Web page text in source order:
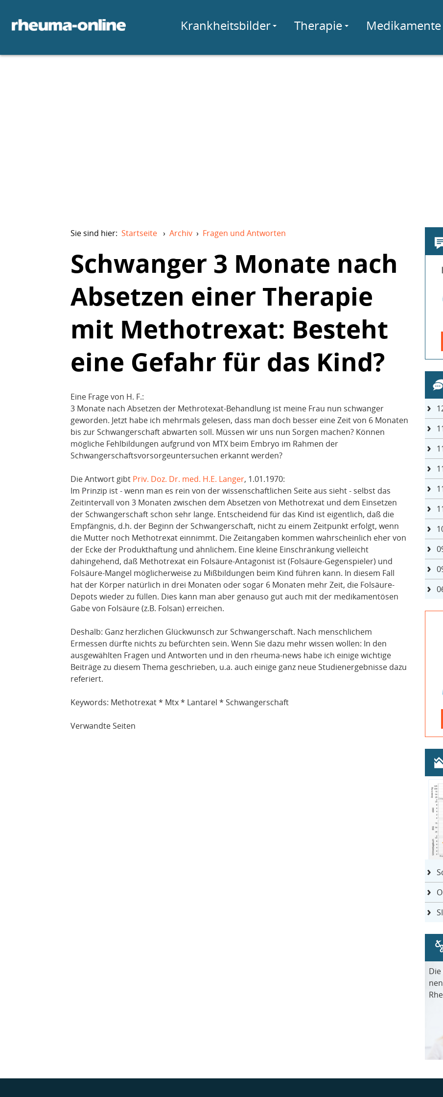
Krankheitsbilder Therapie Medikamente
Sie sind hier: Startseite › Archiv › Fragen und Antworten
Schwanger 3 Monate nach
Absetzen einer Therapie
mit Methotrexat: Besteht
eine Gefahr für das Kind?
Eine Frage von H. F.:
3 Monate nach Absetzen der Methrotexat-Behandlung ist meine Frau nun schwanger
geworden. Jetzt habe ich mehrmals gelesen, dass man doch besser eine Zeit von 6 Monaten
bis zur Schwangerschaft abwarten soll. Müssen wir uns nun Sorgen machen? Können
mögliche Fehlbildungen aufgrund von MTX beim Embryo im Rahmen der
Schwangerschaftsvorsorgeuntersuchen erkannt werden?
Die Antwort gibt Priv. Doz. Dr. med. H.E. Langer, 1.01.1970:
Im Prinzip ist - wenn man es rein von der wissenschaftlichen Seite aus sieht - selbst das
Zeitintervall von 3 Monaten zwischen dem Absetzen von Methotrexat und dem Einsetzen
der Schwangerschaft schon sehr lange. Entscheidend für das Kind ist eigentlich, daß die
Empfängnis, d.h. der Beginn der Schwangerschaft, nicht zu einem Zeitpunkt erfolgt, wenn
die Mutter noch Methotrexat einnimmt. Die Zeitangaben kommen wahrscheinlich eher von
der Ecke der Produkthaftung und ähnlichem. Eine kleine Einschränkung vielleicht
dahingehend, daß Methotrexat ein Folsäure-Antagonist ist (Folsäure-Gegenspieler) und
Folsäure-Mangel möglicherweise zu Mißbildungen beim Kind führen kann. In diesem Fall
hat der Körper natürlich in drei Monaten oder sogar 6 Monaten mehr Zeit, die Folsäure-
Depots wieder zu füllen. Dies kann man aber genauso gut auch mit der medikamentösen
Gabe von Folsäure (z.B. Folsan) erreichen.
Deshalb: Ganz herzlichen Glückwunsch zur Schwangerschaft. Nach menschlichem
Ermessen dürfte nichts zu befürchten sein. Wenn Sie dazu mehr wissen wollen: In den
ausgewählten Fragen und Antworten und in den rheuma-news habe ich einige wichtige
Beiträge zu diesem Thema geschrieben, u.a. auch einige ganz neue Studienergebnisse dazu
referiert.
Keywords: Methotrexat * Mtx * Lantarel * Schwangerschaft
Verwandte Seiten